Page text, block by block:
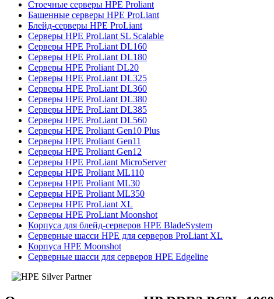
Стоечные серверы HPE Proliant
Башенные серверы HPE ProLiant
Блейд-серверы HPE ProLiant
Серверы HPE ProLiant SL Scalable
Серверы HPE ProLiant DL160
Серверы HPE ProLiant DL180
Серверы HPE Proliant DL20
Серверы HPE ProLiant DL325
Серверы HPE ProLiant DL360
Серверы HPE ProLiant DL380
Серверы HPE ProLiant DL385
Серверы HPE ProLiant DL560
Серверы HPE Proliant Gen10 Plus
Серверы HPE Proliant Gen11
Серверы HPE Proliant Gen12
Серверы HPE ProLiant MicroServer
Серверы HPE Proliant ML110
Серверы HPE Proliant ML30
Серверы HPE Proliant ML350
Серверы HPE ProLiant XL
Серверы HPE ProLiant Moonshot
Корпуса для блейд-серверов HPE BladeSystem
Серверные шасси HPE для серверов ProLiant XL
Корпуса HPE Moonshot
Серверные шасси для серверов HPE Edgeline